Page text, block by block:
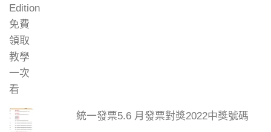
統一發票5.6 月發票對獎2022中獎號碼